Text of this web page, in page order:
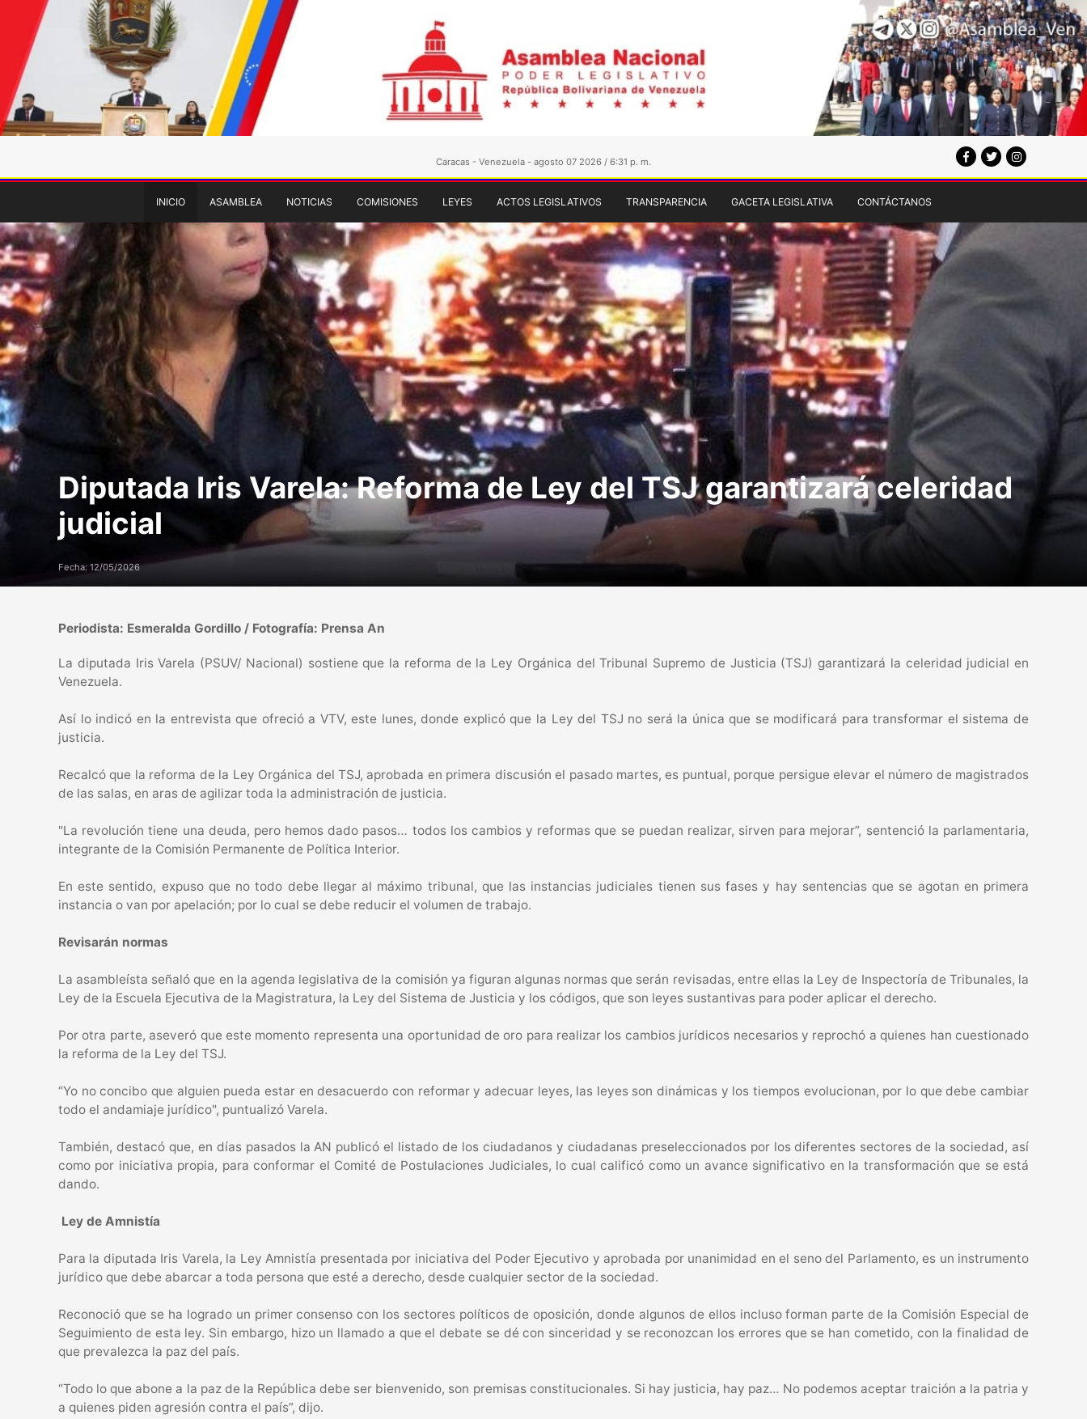
Caracas - Venezuela - agosto 07 2026 / 6:31 p. m.
INICIO ASAMBLEA NOTICIAS COMISIONES LEYES ACTOS LEGISLATIVOS TRANSPARENCIA GACETA LEGISLATIVA CONTÁCTANOS
Diputada Iris Varela: Reforma de Ley del TSJ garantizará celeridad
judicial
Fecha: 12/05/2026
Periodista: Esmeralda Gordillo / Fotografía: Prensa An
La diputada Iris Varela (PSUV/ Nacional) sostiene que la reforma de la Ley Orgánica del Tribunal Supremo de Justicia (TSJ) garantizará la celeridad judicial en
Venezuela.
Así lo indicó en la entrevista que ofreció a VTV, este lunes, donde explicó que la Ley del TSJ no será la única que se modificará para transformar el sistema de
justicia.
Recalcó que la reforma de la Ley Orgánica del TSJ, aprobada en primera discusión el pasado martes, es puntual, porque persigue elevar el número de magistrados
de las salas, en aras de agilizar toda la administración de justicia.
"La revolución tiene una deuda, pero hemos dado pasos… todos los cambios y reformas que se puedan realizar, sirven para mejorar”, sentenció la parlamentaria,
integrante de la Comisión Permanente de Política Interior.
En este sentido, expuso que no todo debe llegar al máximo tribunal, que las instancias judiciales tienen sus fases y hay sentencias que se agotan en primera
instancia o van por apelación; por lo cual se debe reducir el volumen de trabajo.
Revisarán normas
La asambleísta señaló que en la agenda legislativa de la comisión ya figuran algunas normas que serán revisadas, entre ellas la Ley de Inspectoría de Tribunales, la
Ley de la Escuela Ejecutiva de la Magistratura, la Ley del Sistema de Justicia y los códigos, que son leyes sustantivas para poder aplicar el derecho.
Por otra parte, aseveró que este momento representa una oportunidad de oro para realizar los cambios jurídicos necesarios y reprochó a quienes han cuestionado
la reforma de la Ley del TSJ.
“Yo no concibo que alguien pueda estar en desacuerdo con reformar y adecuar leyes, las leyes son dinámicas y los tiempos evolucionan, por lo que debe cambiar
todo el andamiaje jurídico", puntualizó Varela.
También, destacó que, en días pasados la AN publicó el listado de los ciudadanos y ciudadanas preseleccionados por los diferentes sectores de la sociedad, así
como por iniciativa propia, para conformar el Comité de Postulaciones Judiciales, lo cual calificó como un avance significativo en la transformación que se está
dando.
Ley de Amnistía
Para la diputada Iris Varela, la Ley Amnistía presentada por iniciativa del Poder Ejecutivo y aprobada por unanimidad en el seno del Parlamento, es un instrumento
jurídico que debe abarcar a toda persona que esté a derecho, desde cualquier sector de la sociedad.
Reconoció que se ha logrado un primer consenso con los sectores políticos de oposición, donde algunos de ellos incluso forman parte de la Comisión Especial de
Seguimiento de esta ley. Sin embargo, hizo un llamado a que el debate se dé con sinceridad y se reconozcan los errores que se han cometido, con la finalidad de
que prevalezca la paz del país.
“Todo lo que abone a la paz de la República debe ser bienvenido, son premisas constitucionales. Si hay justicia, hay paz… No podemos aceptar traición a la patria y
a quienes piden agresión contra el país”, dijo.